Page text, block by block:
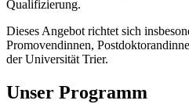
Qualifizierung.
Dieses Angebot richtet sich
Promovendinnen,
der Universität Trier.
Unser Programm